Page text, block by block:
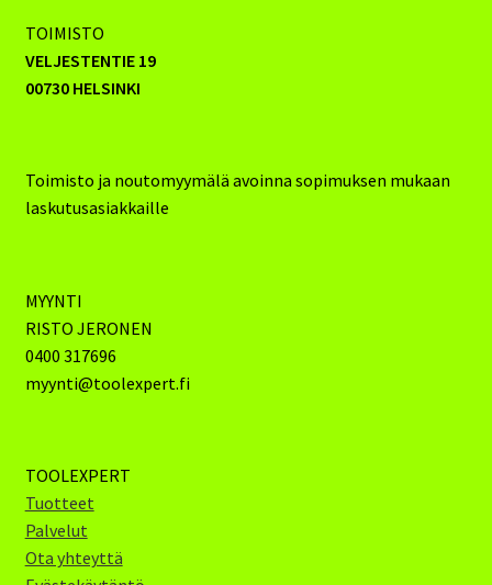
TOIMISTO
VELJESTENTIE 19
00730 HELSINKI
Toimisto ja noutomyymälä avoinna sopimuksen mukaan
laskutusasiakkaille
MYYNTI
RISTO JERONEN
0400 317696
myynti@toolexpert.fi
TOOLEXPERT
Tuotteet
Palvelut
Ota yhteyttä